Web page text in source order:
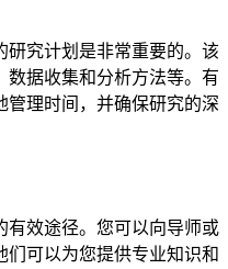
研究计划是非常重要的。该
数据收集和分析方法等。有
管理时间，并确保研究的深
有效途径。您可以向导师或
可以为您提供专业知识和